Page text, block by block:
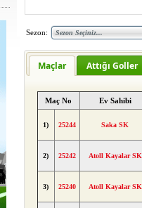
Sezon:
Maçlar Attığı Goller
Maç No Ev Sahibi
1) 25244 Saka SK
2) 25242 Atoll Kayalar SK
3) 25240 Atoll Kayalar SK